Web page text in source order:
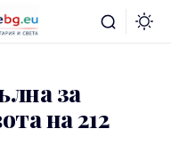
за
на 212